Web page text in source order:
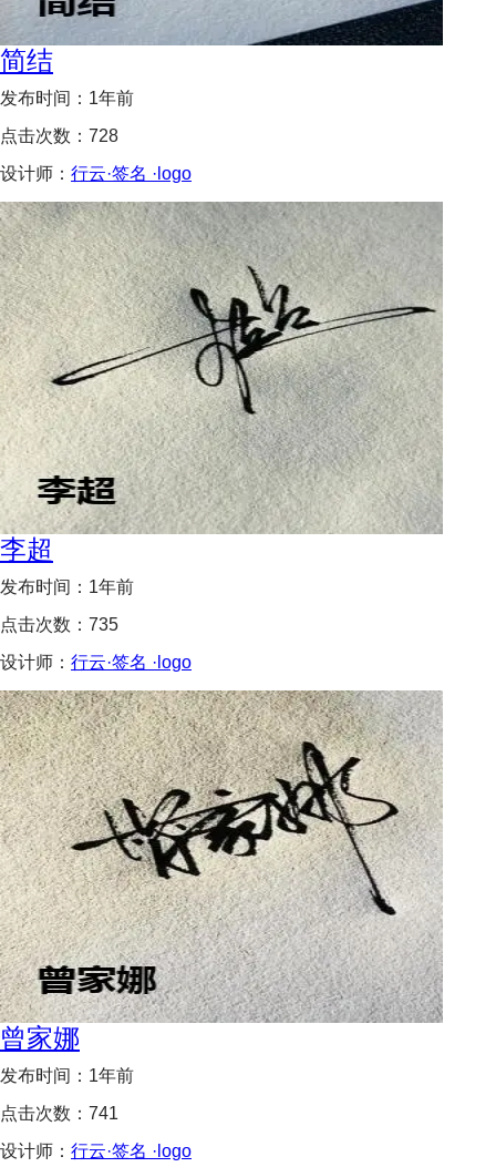
简结
发布时间： 1年前
点击次数： 728
设计师： 行云·签名 ·logo
李超
发布时间： 1年前
点击次数： 735
设计师： 行云·签名 ·logo
曾家娜
发布时间： 1年前
点击次数： 741
设计师： 行云·签名 ·logo